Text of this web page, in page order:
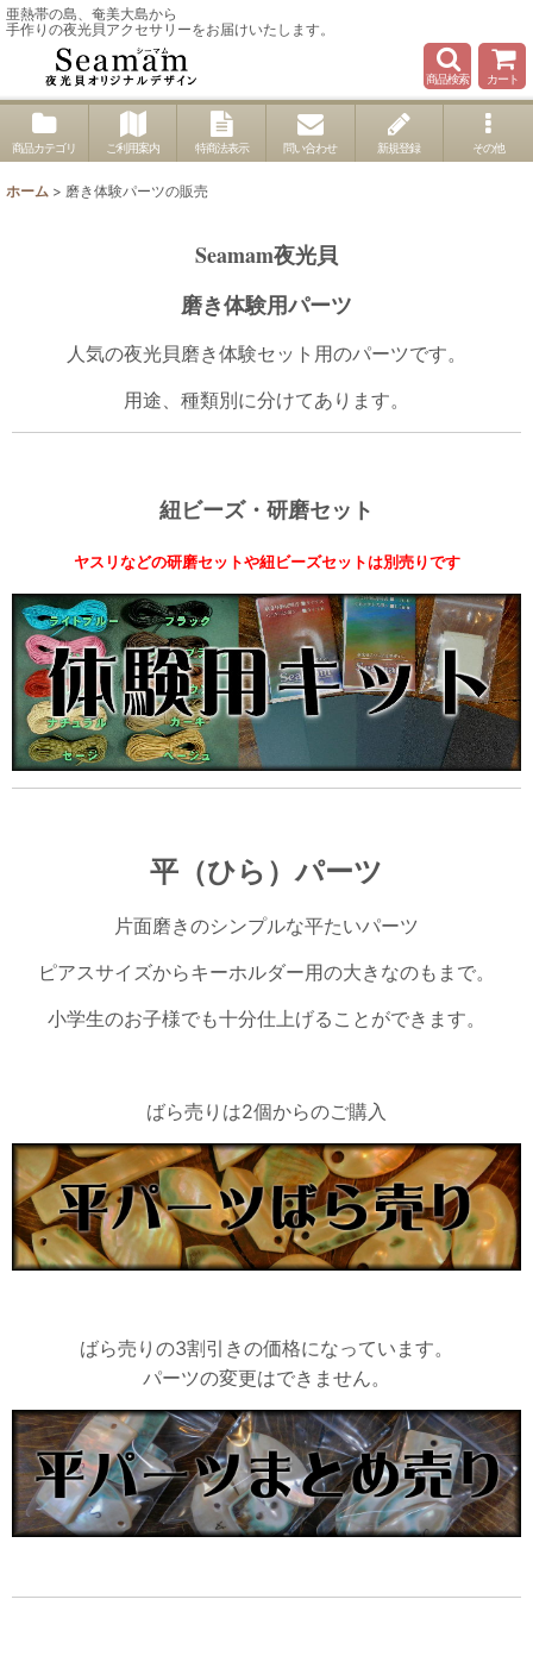
亜熱帯の島、奄美大島から
手作りの夜光貝アクセサリーをお届けいたします。
商品検索 カート
商品カテゴリ ご利用案内 特商法表示 問い合わせ 新規登録 その他
ホーム > 磨き体験パーツの販売
Seamam夜光貝
磨き体験用パーツ
人気の夜光貝磨き体験セット用のパーツです。
用途、種類別に分けてあります。
紐ビーズ・研磨セット
ヤスリなどの研磨セットや紐ビーズセットは別売りです
平（ひら）パーツ
片面磨きのシンプルな平たいパーツ
ピアスサイズからキーホルダー用の大きなのもまで。
小学生のお子様でも十分仕上げることができます。
ばら売りは2個からのご購入
ばら売りの3割引きの価格になっています。
パーツの変更はできません。